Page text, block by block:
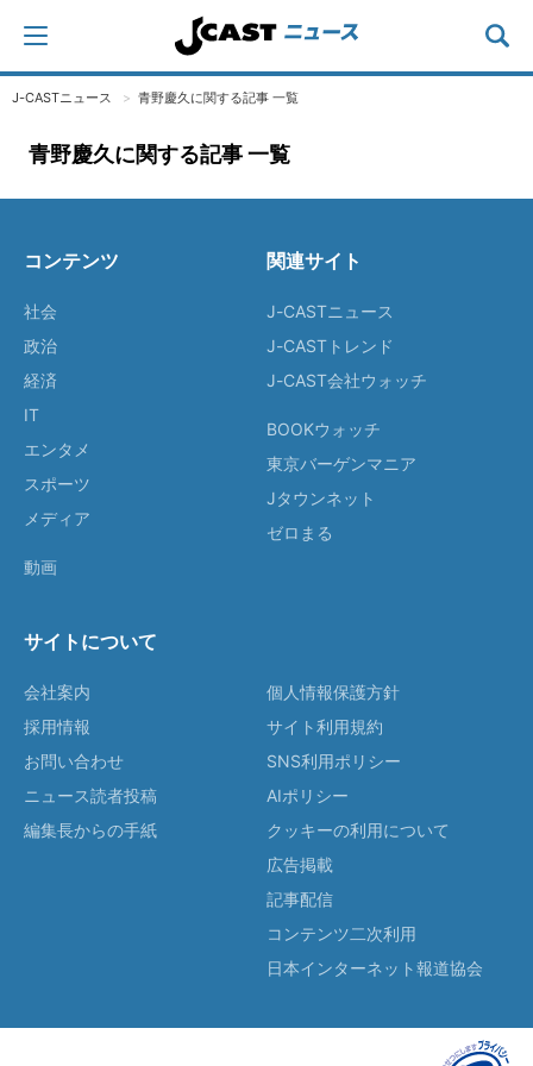
J-CASTニュース 青野慶久に関する記事 一覧
青野慶久に関する記事 一覧
コンテンツ
社会
政治
経済
IT
エンタメ
スポーツ
メディア
動画
関連サイト
J-CASTニュース
J-CASTトレンド
J-CAST会社ウォッチ
BOOKウォッチ
東京バーゲンマニア
Jタウンネット
ゼロまる
サイトについて
会社案内
採用情報
お問い合わせ
ニュース読者投稿
編集長からの手紙
個人情報保護方針
サイト利用規約
SNS利用ポリシー
AIポリシー
クッキーの利用について
広告掲載
記事配信
コンテンツ二次利用
日本インターネット報道協会